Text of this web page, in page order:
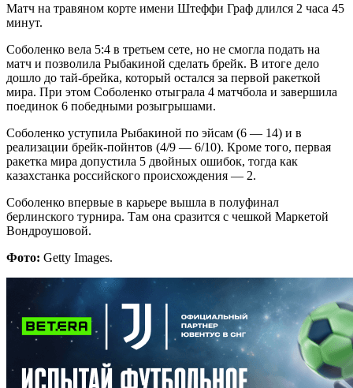
Матч на травяном корте имени Штеффи Граф длился 2 часа 45
минут.
Соболенко вела 5:4 в третьем сете, но не смогла подать на
матч и позволила Рыбакиной сделать брейк. В итоге дело
дошло до тай-брейка, который остался за первой ракеткой
мира. При этом Соболенко отыграла 4 матчбола и завершила
поединок 6 победными розыгрышами.
Соболенко уступила Рыбакиной по эйсам (6 — 14) и в
реализации брейк-пойнтов (4/9 — 6/10). Кроме того, первая
ракетка мира допустила 5 двойных ошибок, тогда как
казахстанка российского происхождения — 2.
Соболенко впервые в карьере вышла в полуфинал
берлинского турнира. Там она сразится с чешкой Маркетой
Вондроушовой.
Фото: Getty Images.